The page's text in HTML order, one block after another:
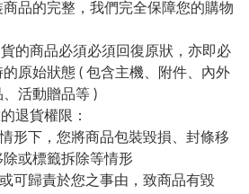
品的完整，我們完全保障您的購物
的商品必須必須回復原狀，亦即必
原始狀態 ( 包含主機、附件、內外
活動贈品等 )
退貨權限：
形下，您將商品包裝毀損、封條移
或標籤拆除等情形
可歸責於您之事由，致商品有毀